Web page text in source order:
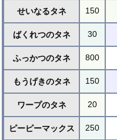
せいなるタネ 150
ばくれつのタネ 30
ふっかつのタネ 800
もうげきのタネ 150
ワープのタネ 20
ピーピーマックス 250